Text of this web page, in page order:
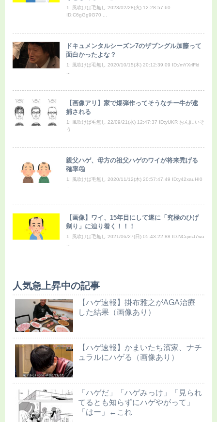
1: 風吹けば毛無し 2023/02/28(火) 12:28:57.60
ID:C6gGg9G70 ...
ドキュメンタルシーズン7のザブングル加藤って
面白かったよな？
1: 風吹けば毛無し 2020/10/15(木) 20:12:39.09 ID:/mYXrlFld
...
【画像アリ】家で爆弾作ってそうなチー牛が逮
捕される
1: 風吹けば毛無し 22/09/21(水) 12:47:37 ID:yUKR おんjにいそ
う
親父ハゲ、母方の祖父ハゲのワイが将来禿げる
確率🤔
1: 風吹けば毛無し 2020/11/12(木) 20:57:47.49 ID:y42xauHI0
...
【画像】ワイ、15年目にして遂に「究極のひげ
剃り」に辿り着く！！！
1: 風吹けば毛無し 2021/06/27(日) 05:43:22.88 ID:NCqxsJ7wa
人気急上昇中の記事
【ハゲ速報】掛布雅之がAGA治療
した結果（画像あり）
【ハゲ速報】かまいたち濱家、ナチ
ュラルにハゲる（画像あり）
「ハゲだ」「ハゲみっけ」「見られ
てるとも知らずにハゲやがって」
「はー」←これ